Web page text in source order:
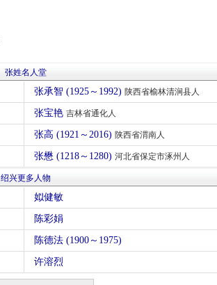
张姓名人堂
张承智 (1925～1992) 陕西省榆林清涧县人
张宝艳 吉林省通化人
张高 (1921～2016) 陕西省渭南人
张懋 (1218～1280) 河北省保定市涿州人
绍兴更多人物
姒健敏
陈彩娟
陈德法 (1900～1975)
许溶烈